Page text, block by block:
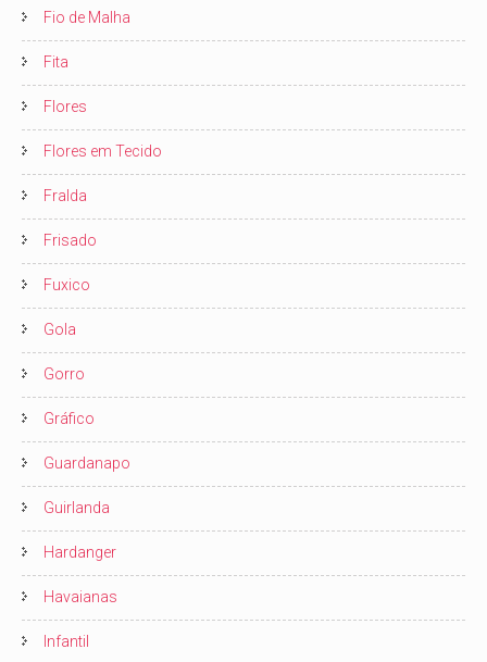
Fio de Malha
Fita
Flores
Flores em Tecido
Fralda
Frisado
Fuxico
Gola
Gorro
Gráfico
Guardanapo
Guirlanda
Hardanger
Havaianas
Infantil